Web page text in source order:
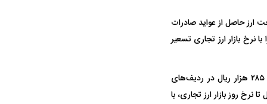
است به محض دریافت ارز حاصل از عواید صادرات
بازار ارز تجاری تسعیر
همچنین سهم دولت نیز باید بر اساس نرخ ارز بازار تجاری تسعیر شده و منابع حاصل تا سقف نرخ ۲۸۵ هزار ریال در ردیف‌های
شود. در ادامه، منابع مازاد حاصل از مابه‌التفاوت نرخ ۲۸۵ هزار ریال تا نرخ روز بازار ارز تجاری، با